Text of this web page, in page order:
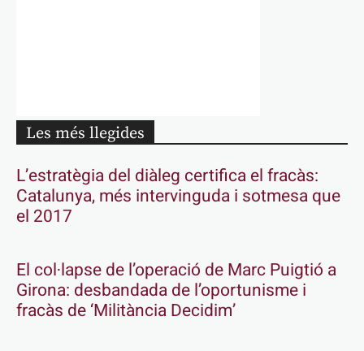
Les més llegides
L’estratègia del diàleg certifica el fracàs:
Catalunya, més intervinguda i sotmesa que
el 2017
El col·lapse de l’operació de Marc Puigtió a
Girona: desbandada de l’oportunisme i
fracàs de ‘Militància Decidim’